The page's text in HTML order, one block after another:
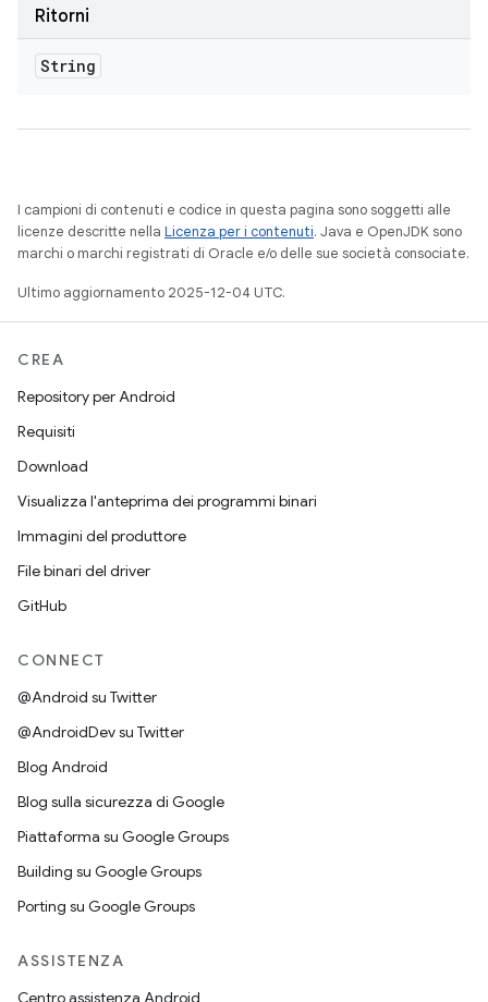
Ritorni
String
I campioni di contenuti e codice in questa pagina sono soggetti alle
licenze descritte nella Licenza per i contenuti. Java e OpenJDK sono
marchi o marchi registrati di Oracle e/o delle sue società consociate.
Ultimo aggiornamento 2025-12-04 UTC.
CREA
Repository per Android
Requisiti
Download
Visualizza l'anteprima dei programmi binari
Immagini del produttore
File binari del driver
GitHub
CONNECT
@Android su Twitter
@AndroidDev su Twitter
Blog Android
Blog sulla sicurezza di Google
Piattaforma su Google Groups
Building su Google Groups
Porting su Google Groups
ASSISTENZA
Centro assistenza Android